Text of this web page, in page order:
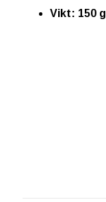
Vikt: 150 g